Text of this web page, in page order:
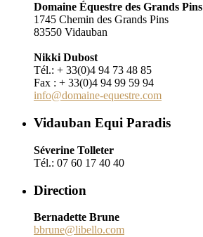
Domaine Équestre des Grands Pins
1745 Chemin des Grands Pins
83550 Vidauban
Nikki Dubost
Tél.: + 33(0)4 94 73 48 85
Fax : + 33(0)4 94 99 59 94
info@domaine-equestre.com
Vidauban Equi Paradis
Séverine Tolleter
Tél.: 07 60 17 40 40
Direction
Bernadette Brune
bbrune@libello.com